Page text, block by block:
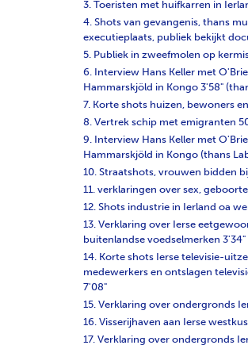
3. Toeristen met huifkarren in
4. Shots van gevangenis, thans
executieplaats, publiek bekijkt
5. Publiek in zweefmolen op
6. Interview Hans Keller met
Hammarskjöld in Kongo 3'58"
7. Korte shots huizen, bewoners
8. Vertrek schip met emigranten
9. Interview Hans Keller met
Hammarskjöld in Kongo (thans
10. Straatshots, vrouwen bidden
11. verklaringen over sex,
12. Shots industrie in Ierland oa
13. Verklaring over Ierse
buitenlandse voedselmerken 3'34"
14. Korte shots Ierse televisie-
medewerkers en ontslagen
7'08"
15. Verklaring over ondergronds
16. Visserijhaven aan Ierse
17. Verklaring over ondergronds